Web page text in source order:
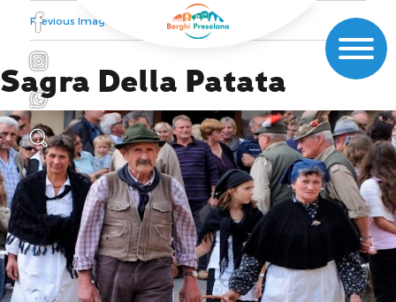
Previous Image Next Image
Sagra Della Patata